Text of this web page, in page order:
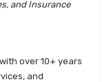
general
hdi health
and Insurance
over 10+ years
and